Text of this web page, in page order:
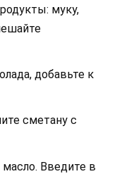
муку,
добавьте к
сметану с
Введите в